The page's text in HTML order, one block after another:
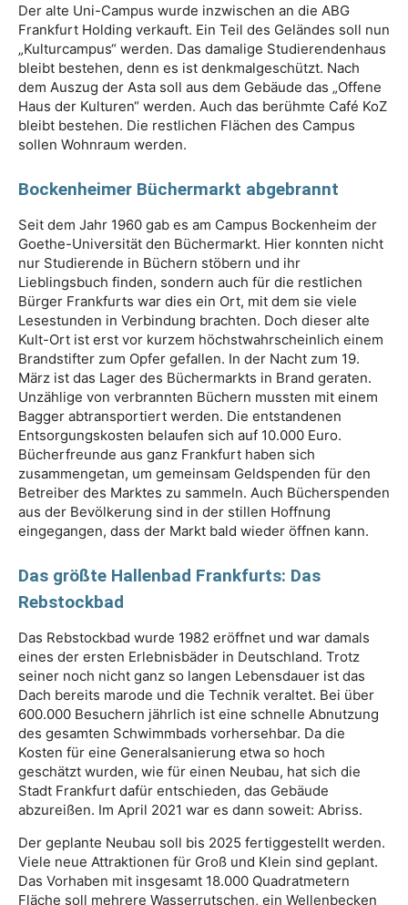
Der alte Uni-Campus wurde inzwischen an die ABG
Frankfurt Holding verkauft. Ein Teil des Geländes soll nun
„Kulturcampus“ werden. Das damalige Studierendenhaus
bleibt bestehen, denn es ist denkmalgeschützt. Nach
dem Auszug der Asta soll aus dem Gebäude das „Offene
Haus der Kulturen“ werden. Auch das berühmte Café KoZ
bleibt bestehen. Die restlichen Flächen des Campus
sollen Wohnraum werden.
Bockenheimer Büchermarkt abgebrannt
Seit dem Jahr 1960 gab es am Campus Bockenheim der
Goethe-Universität den Büchermarkt. Hier konnten nicht
nur Studierende in Büchern stöbern und ihr
Lieblingsbuch finden, sondern auch für die restlichen
Bürger Frankfurts war dies ein Ort, mit dem sie viele
Lesestunden in Verbindung brachten. Doch dieser alte
Kult-Ort ist erst vor kurzem höchstwahrscheinlich einem
Brandstifter zum Opfer gefallen. In der Nacht zum 19.
März ist das Lager des Büchermarkts in Brand geraten.
Unzählige von verbrannten Büchern mussten mit einem
Bagger abtransportiert werden. Die entstandenen
Entsorgungskosten belaufen sich auf 10.000 Euro.
Bücherfreunde aus ganz Frankfurt haben sich
zusammengetan, um gemeinsam Geldspenden für den
Betreiber des Marktes zu sammeln. Auch Bücherspenden
aus der Bevölkerung sind in der stillen Hoffnung
eingegangen, dass der Markt bald wieder öffnen kann.
Das größte Hallenbad Frankfurts: Das
Rebstockbad
Das Rebstockbad wurde 1982 eröffnet und war damals
eines der ersten Erlebnisbäder in Deutschland. Trotz
seiner noch nicht ganz so langen Lebensdauer ist das
Dach bereits marode und die Technik veraltet. Bei über
600.000 Besuchern jährlich ist eine schnelle Abnutzung
des gesamten Schwimmbads vorhersehbar. Da die
Kosten für eine Generalsanierung etwa so hoch
geschätzt wurden, wie für einen Neubau, hat sich die
Stadt Frankfurt dafür entschieden, das Gebäude
abzureißen. Im April 2021 war es dann soweit: Abriss.
Der geplante Neubau soll bis 2025 fertiggestellt werden.
Viele neue Attraktionen für Groß und Klein sind geplant.
Das Vorhaben mit insgesamt 18.000 Quadratmetern
Fläche soll mehrere Wasserrutschen, ein Wellenbecken